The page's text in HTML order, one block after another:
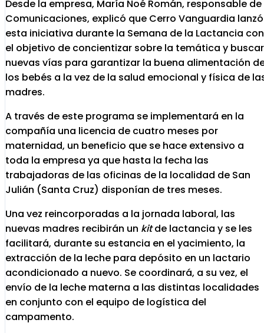
Desde la empresa, María Noé Román, responsable de
Comunicaciones, explicó que Cerro Vanguardia lanzó
esta iniciativa durante la Semana de la Lactancia con
el objetivo de concientizar sobre la temática y buscar
nuevas vías para garantizar la buena alimentación
los bebés a la vez de la salud emocional y física de
madres.
A través de este programa se implementará en la
compañía una licencia de cuatro meses por
maternidad, un beneficio que se hace extensivo a
toda la empresa ya que hasta la fecha las
trabajadoras de las oficinas de la localidad de San
Julián (Santa Cruz) disponían de tres meses.
Una vez reincorporadas a la jornada laboral, las
nuevas madres recibirán un kitde lactancia y se les
facilitará, durante su estancia en el yacimiento, la
extracción de la leche para depósito en un lactario
acondicionado a nuevo. Se coordinará, a su vez, el
envío de la leche materna a las distintas localidades
en conjunto con el equipo de logística del
campamento.